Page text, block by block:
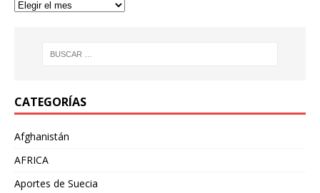
CATEGORÍAS
Afghanistán
AFRICA
Aportes de Suecia